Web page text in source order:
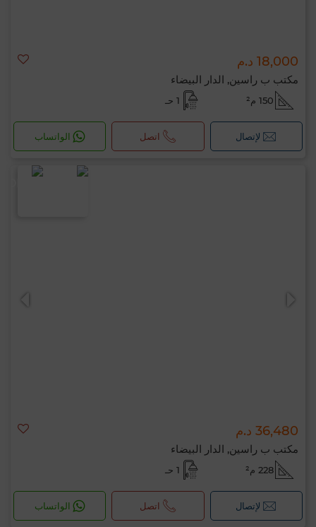
18,000 د.م
مكتب ب راسين, الدار البيضاء
150 م² 1 حـ
لإتصال اتصل الواتساب
36,480 د.م
مكتب ب راسين, الدار البيضاء
228 م² 1 حـ
لإتصال اتصل الواتساب